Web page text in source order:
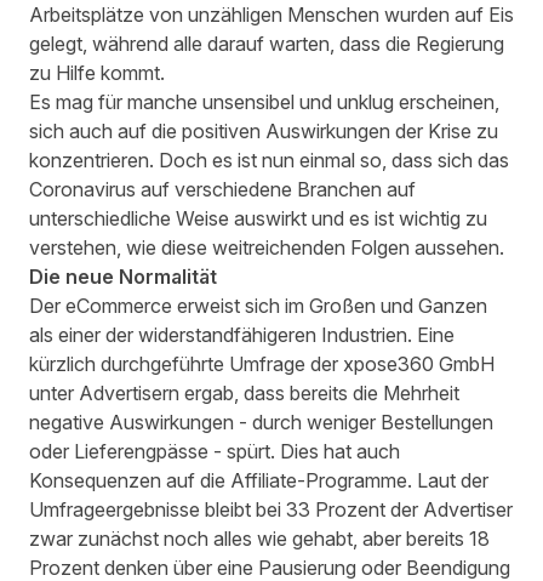
Arbeitsplätze von unzähligen Menschen wurden auf Eis
gelegt, während alle darauf warten, dass die Regierung
zu Hilfe kommt.
Es mag für manche unsensibel und unklug erscheinen,
sich auch auf die positiven Auswirkungen der Krise zu
konzentrieren. Doch es ist nun einmal so, dass sich das
Coronavirus auf verschiedene Branchen auf
unterschiedliche Weise auswirkt und es ist wichtig zu
verstehen, wie diese weitreichenden Folgen aussehen.
Die neue Normalität
Der eCommerce erweist sich im Großen und Ganzen
als einer der widerstandfähigeren Industrien. Eine
kürzlich durchgeführte Umfrage der xpose360 GmbH
unter Advertisern ergab, dass bereits die Mehrheit
negative Auswirkungen - durch weniger Bestellungen
oder Lieferengpässe - spürt. Dies hat auch
Konsequenzen auf die Affiliate-Programme. Laut der
Umfrageergebnisse bleibt bei 33 Prozent der Advertiser
zwar zunächst noch alles wie gehabt, aber bereits 18
Prozent denken über eine Pausierung oder Beendigung